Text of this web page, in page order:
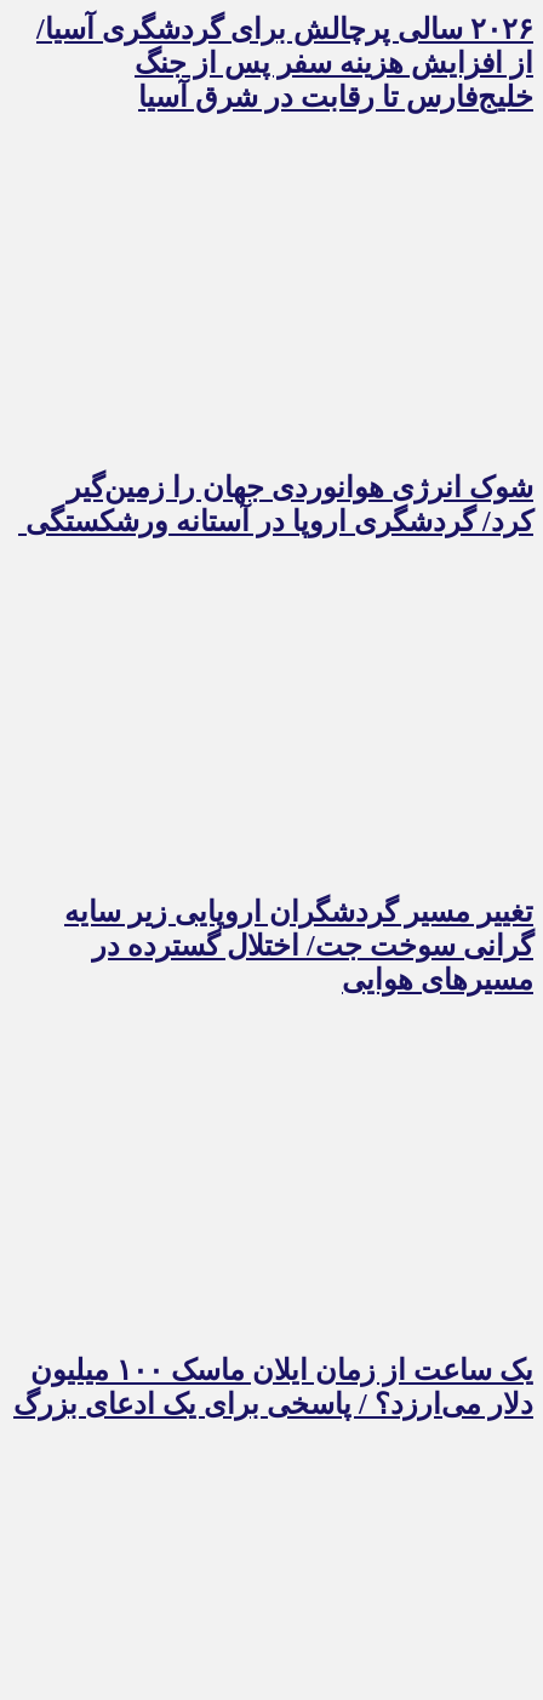
۲۰۲۶ سالی پرچالش برای گردشگری آسیا/
از افزایش هزینه سفر پس از جنگ
خلیج‌فارس تا رقابت در شرق آسیا
شوک انرژی هوانوردی جهان را زمین‌گیر
کرد/ گردشگری اروپا در آستانه ورشکستگی
تغییر مسیر گردشگران اروپایی زیر سایه
گرانی سوخت جت/ اختلال گسترده در
مسیرهای هوایی
یک ساعت از زمان ایلان ماسک ۱۰۰ میلیون
دلار می‌ارزد؟ / پاسخی برای یک ادعای بزرگ